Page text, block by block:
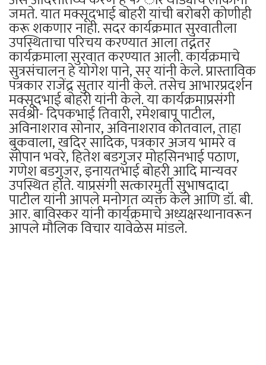
जमते. यात मक्सूदभाई बोहरी यांची बरोबरी कोणीही
करू शकणार नाही. सदर कार्यक्रमात सुरवातीला
उपस्थिताचा परिचय करण्यात आला तद्नंतर
कार्यक्रमाला सुरवात करण्यात आली. कार्यक्रमाचे
सुत्रसंचालन हे योगेश पाने, सर यांनी केले. प्रास्ताविक
पत्रकार राजेंद्र सुतार यांनी केले. तसेच आभारप्रदर्शन
मक्सूदभाई बोहरी यांनी केले. या कार्यक्रमाप्रसंगी
सर्वश्री- दिपकभाई तिवारी, रमेशबापू पाटील,
अविनाशराव सोनार, अविनाशराव कोतवाल, ताहा
बुकवाला, खदिर सादिक, पत्रकार अजय भामरे व
सोपान भवरे, हितेश बडगुजर मोहसिनभाई पठाण,
गणेश बडगुजर, इनायतभाई बोहरी आदि मान्यवर
उपस्थित होते. याप्रसंगी सत्कारमुर्ती सुभाषदादा
पाटील यांनी आपले मनोगत व्यक्त केले आणि डॉ. बी.
आर. बाविस्कर यांनी कार्यक्रमाचे अध्यक्षस्थानावरून
आपले मौलिक विचार यावेळेस मांडले.